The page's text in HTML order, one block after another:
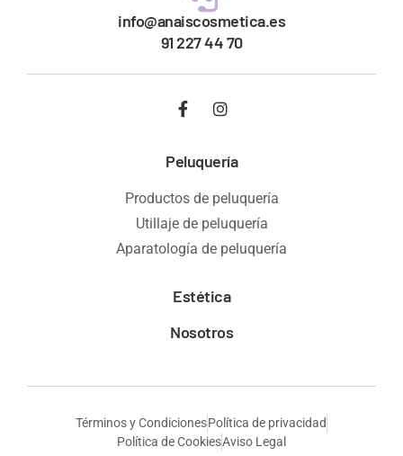
info@anaiscosmetica.es
91 227 44 70
Peluquería
Productos de peluquería
Utillaje de peluquería
Aparatología de peluquería
Estética
Nosotros
Términos y CondicionesPolítica de privacidad
Política de CookiesAviso Legal